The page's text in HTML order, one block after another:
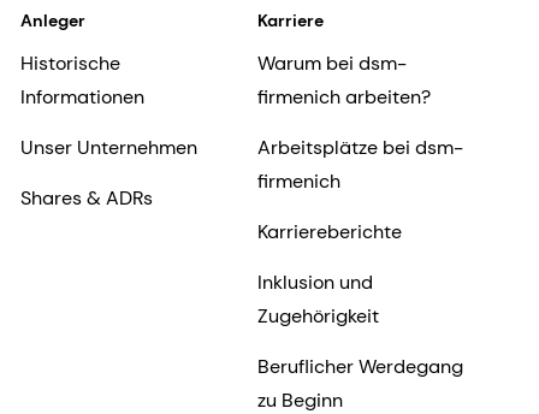
Anleger
Historische
Informationen
Unser Unternehmen
Shares & ADRs
Karriere
Warum bei dsm-
firmenich arbeiten?
Arbeitsplätze bei dsm-
firmenich
Karriereberichte
Inklusion und
Zugehörigkeit
Beruflicher Werdegang
zu Beginn